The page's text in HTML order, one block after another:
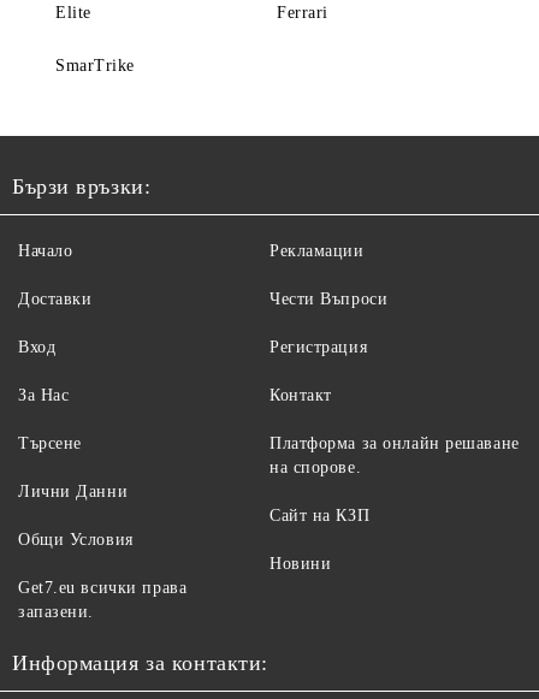
Elite Ferrari
SmarTrike
Бързи връзки:
Начало
Доставки
Вход
За Нас
Рекламации
Чести Въпроси
Регистрация
Контакт
Търсене
Лични Данни
Общи Условия
Get7.eu всички права
запазени.
Платформа за онлайн решаване
на спорове.
Сайт на КЗП
Новини
Информация за контакти: